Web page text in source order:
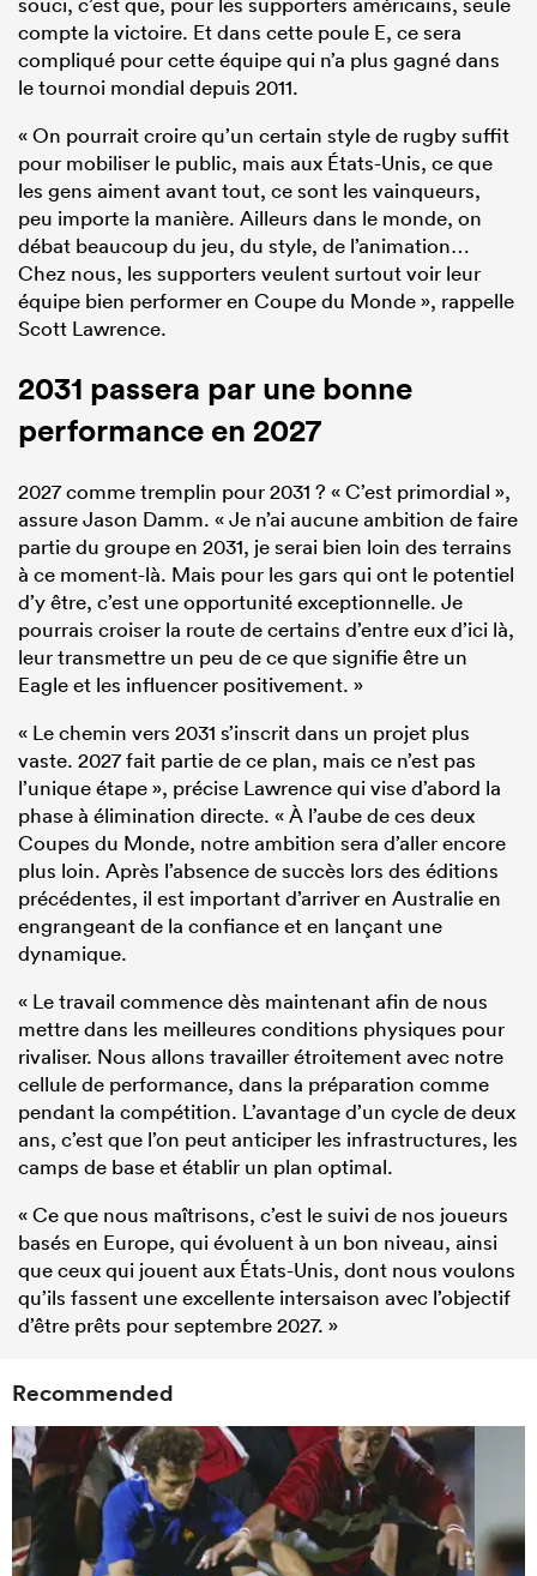
compte la victoire. Et dans cette poule E, ce sera
compliqué pour cette équipe qui n’a plus gagné dans
le tournoi mondial depuis 2011.
« On pourrait croire qu’un certain style de rugby suffit
pour mobiliser le public, mais aux États-Unis, ce que
les gens aiment avant tout, ce sont les vainqueurs,
peu importe la manière. Ailleurs dans le monde, on
débat beaucoup du jeu, du style, de l’animation…
Chez nous, les supporters veulent surtout voir leur
équipe bien performer en Coupe du Monde », rappelle
Scott Lawrence.
2031 passera par une bonne
performance en 2027
2027 comme tremplin pour 2031 ? « C’est primordial »,
assure Jason Damm. « Je n’ai aucune ambition de faire
partie du groupe en 2031, je serai bien loin des terrains
à ce moment-là. Mais pour les gars qui ont le potentiel
d’y être, c’est une opportunité exceptionnelle. Je
pourrais croiser la route de certains d’entre eux d’ici là,
leur transmettre un peu de ce que signifie être un
Eagle et les influencer positivement. »
« Le chemin vers 2031 s’inscrit dans un projet plus
vaste. 2027 fait partie de ce plan, mais ce n’est pas
l’unique étape », précise Lawrence qui vise d’abord la
phase à élimination directe. « À l’aube de ces deux
Coupes du Monde, notre ambition sera d’aller encore
plus loin. Après l’absence de succès lors des éditions
précédentes, il est important d’arriver en Australie en
engrangeant de la confiance et en lançant une
dynamique.
« Le travail commence dès maintenant afin de nous
mettre dans les meilleures conditions physiques pour
rivaliser. Nous allons travailler étroitement avec notre
cellule de performance, dans la préparation comme
pendant la compétition. L’avantage d’un cycle de deux
ans, c’est que l’on peut anticiper les infrastructures, les
camps de base et établir un plan optimal.
« Ce que nous maîtrisons, c’est le suivi de nos joueurs
basés en Europe, qui évoluent à un bon niveau, ainsi
que ceux qui jouent aux États-Unis, dont nous voulons
qu’ils fassent une excellente intersaison avec l’objectif
d’être prêts pour septembre 2027. »
Recommended